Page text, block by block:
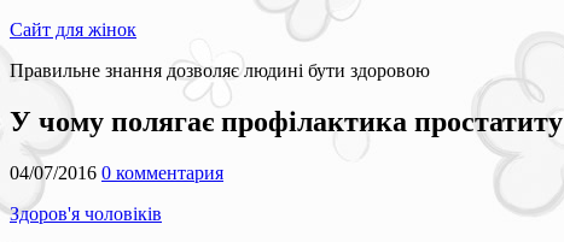
Сайт для жінок
Правильне знання дозволяє людині бути здоровою
У чому полягає профілактика простатиту
04/07/2016 0 комментария
Здоров'я чоловіків